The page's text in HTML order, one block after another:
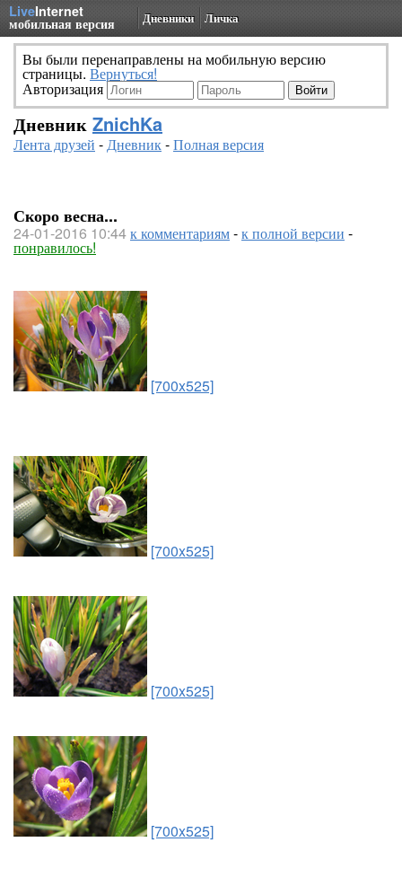
LiveInternet
мобильная версия Дневники Личка
Вы были перенаправлены на мобильную версию
страницы. Вернуться!
Авторизация
Дневник ZnichKa
Лента друзей -Дневник-Полная версия
Скоро весна...
24-01-2016 10:44к комментариям-к полной версии -
понравилось!
[700x525]
[700x525]
[700x525]
[700x525]